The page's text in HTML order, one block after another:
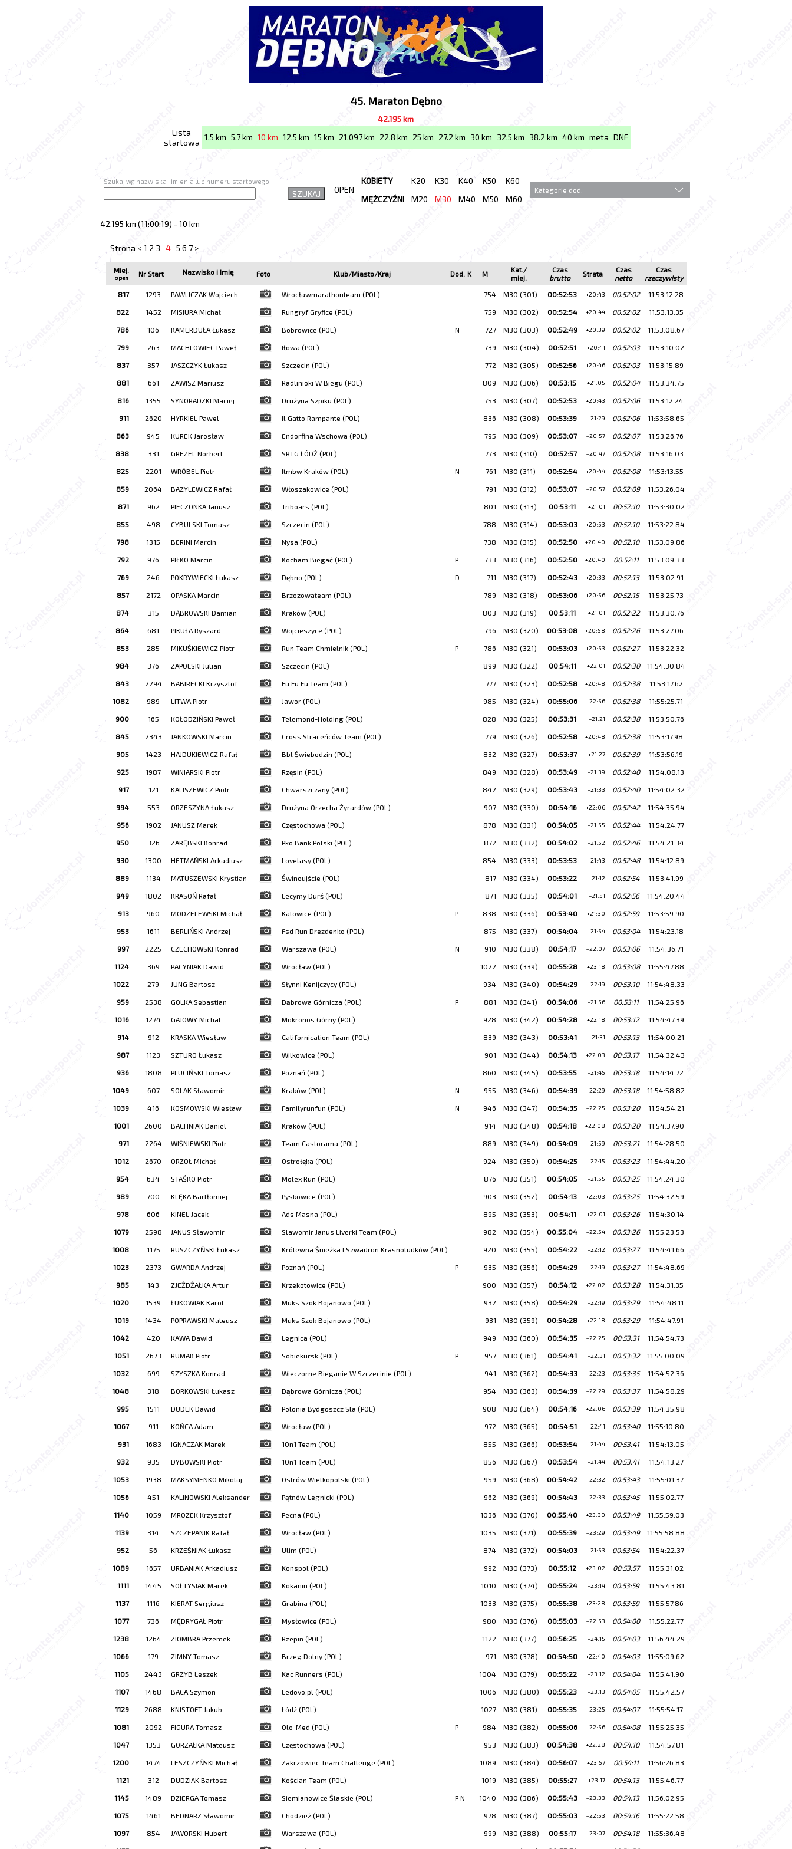
45. Maraton Dębno
42.195 km
Lista
startowa
1.5 km 5.7 km 10 km 12.5 km 15 km 21.097 km 22.8 km 25 km 27.2 km 30 km 32.5 km 38.2 km 40 km meta DNF
Szukaj wg nazwiska i imienia lub numeru startowego
SZUKAJ OPEN
KOBIETY K20 K30 K40 K50
K60
MĘŻCZYŹNI
M20 M30 M40 M50 M60
42.195 km (11:00:19) - 10 km
Strona < 1 2 3 4 5 6 7>
Miej.
open Nr Start Nazwisko i Imię Foto Klub/Miasto/Kraj Dod. K M
Kat./
miej.
Czas
brutto
Strata
Czas
netto
Czas
rzeczywisty
817
1293 PAWLICZAK Wojciech Wrocławmarathonteam (POL) 754 M30 (301) 00:52:53 +20:43 00:52:02 11:53:12.28
822 1452 MISIURA Michał Rungryf Gryfice (POL) 759 M30 (302) 00:52:54 +20:44 00:52:02 11:53:13.35
786 106 KAMERDUŁA Łukasz Bobrowice (POL) N 727 M30 (303) 00:52:49 +20:39 00:52:02 11:53:08.67
799 263 MACHLOWIEC Paweł Iłowa (POL) 739 M30 (304) 00:52:51 +20:41 00:52:03 11:53:10.02
837 357 JASZCZYK Łukasz Szczecin (POL) 772 M30 (305) 00:52:56 +20:46 00:52:03 11:53:15.89
881 661 ZAWISZ Mariusz Radlinioki W Biegu (POL) 809 M30 (306) 00:53:15 +21:05 00:52:04 11:53:34.75
816 1355 SYNORADZKI Maciej Drużyna Szpiku (POL) 753 M30 (307) 00:52:53 +20:43 00:52:06 11:53:12.24
911 2620 HYRKIEL Pawel Il Gatto Rampante (POL) 836 M30 (308) 00:53:39 +21:29 00:52:06 11:53:58.65
863 945 KUREK Jarosław Endorfina Wschowa (POL) 795 M30 (309) 00:53:07 +20:57 00:52:07 11:53:26.76
838 331 GREZEL Norbert SRTG ŁÓDŹ (POL) 773 M30 (310) 00:52:57 +20:47 00:52:08 11:53:16.03
825 2201 WRÓBEL Piotr Itmbw Kraków (POL) N 761 M30 (311) 00:52:54 +20:44 00:52:08 11:53:13.55
859 2064 BAZYLEWICZ Rafał Włoszakowice (POL) 791 M30 (312) 00:53:07 +20:57 00:52:09 11:53:26.04
871 962 PIECZONKA Janusz Triboars (POL) 801 M30 (313) 00:53:11 +21:01 00:52:10 11:53:30.02
855 498 CYBULSKI Tomasz Szczecin (POL) 788 M30 (314) 00:53:03 +20:53 00:52:10 11:53:22.84
798 1315 BERINI Marcin Nysa (POL) 738 M30 (315) 00:52:50 +20:40 00:52:10 11:53:09.86
792 976 PIŁKO Marcin Kocham Biegać (POL) P 733 M30 (316) 00:52:50 +20:40 00:52:11 11:53:09.33
769 246 POKRYWIECKI Łukasz Dębno (POL) D 711 M30 (317) 00:52:43 +20:33 00:52:13 11:53:02.91
857 2172 OPASKA Marcin Brzozowateam (POL) 789 M30 (318) 00:53:06 +20:56 00:52:15 11:53:25.73
874 315 DĄBROWSKI Damian Kraków (POL) 803 M30 (319) 00:53:11 +21:01 00:52:22 11:53:30.76
864 681 PIKUŁA Ryszard Wojcieszyce (POL) 796 M30 (320) 00:53:08 +20:58 00:52:26 11:53:27.06
853 285 MIKUŚKIEWICZ Piotr Run Team Chmielnik (POL) P 786 M30 (321) 00:53:03 +20:53 00:52:27 11:53:22.32
984 376 ZAPOLSKI Julian Szczecin (POL) 899 M30 (322) 00:54:11 +22:01 00:52:30 11:54:30.84
843 2294 BABIRECKI Krzysztof Fu Fu Fu Team (POL) 777 M30 (323) 00:52:58 +20:48 00:52:38 11:53:17.62
1082 989 LITWA Piotr Jawor (POL) 985 M30 (324) 00:55:06 +22:56 00:52:38 11:55:25.71
900 165 KOŁODZIŃSKI Paweł Telemond-Holding (POL) 828 M30 (325) 00:53:31 +21:21 00:52:38 11:53:50.76
845 2343 JANKOWSKI Marcin Cross Straceńców Team (POL) 779 M30 (326) 00:52:58 +20:48 00:52:38 11:53:17.98
905 1423 HAJDUKIEWICZ Rafał Bbl Świebodzin (POL) 832 M30 (327) 00:53:37 +21:27 00:52:39 11:53:56.19
925 1987 WINIARSKI Piotr Rzęsin (POL) 849 M30 (328) 00:53:49 +21:39 00:52:40 11:54:08.13
917 121 KALISZEWICZ Piotr Chwarszczany (POL) 842 M30 (329) 00:53:43 +21:33 00:52:40 11:54:02.32
994 553 ORZESZYNA Łukasz Drużyna Orzecha Żyrardów (POL) 907 M30 (330) 00:54:16 +22:06 00:52:42 11:54:35.94
956 1902 JANUSZ Marek Częstochowa (POL) 878 M30 (331) 00:54:05 +21:55 00:52:44 11:54:24.77
950 326 ZARĘBSKI Konrad Pko Bank Polski (POL) 872 M30 (332) 00:54:02 +21:52 00:52:46 11:54:21.34
930 1300 HETMAŃSKI Arkadiusz Lovelasy (POL) 854 M30 (333) 00:53:53 +21:43 00:52:48 11:54:12.89
889 1134 MATUSZEWSKI Krystian Świnoujście (POL) 817 M30 (334) 00:53:22 +21:12 00:52:54 11:53:41.99
949 1802 KRASOŃ Rafał Lecymy Durś (POL) 871 M30 (335) 00:54:01 +21:51 00:52:56 11:54:20.44
913 960 MODZELEWSKI Michał Katowice (POL) P 838 M30 (336) 00:53:40 +21:30 00:52:59 11:53:59.90
953 1611 BERLIŃSKI Andrzej Fsd Run Drezdenko (POL) 875 M30 (337) 00:54:04 +21:54 00:53:04 11:54:23.18
997 2225 CZECHOWSKI Konrad Warszawa (POL) N 910 M30 (338) 00:54:17 +22:07 00:53:06 11:54:36.71
1124 369 PACYNIAK Dawid Wrocław (POL) 1022 M30 (339) 00:55:28 +23:18 00:53:08 11:55:47.88
1022 279 JUNG Bartosz Słynni Kenijczycy (POL) 934 M30 (340) 00:54:29 +22:19 00:53:10 11:54:48.33
959 2538 GOLKA Sebastian Dąbrowa Górnicza (POL) P 881 M30 (341) 00:54:06 +21:56 00:53:11 11:54:25.96
1016 1274 GAJOWY Michal Mokronos Górny (POL) 928 M30 (342) 00:54:28 +22:18 00:53:12 11:54:47.39
914 912 KRASKA Wiesław Californication Team (POL) 839 M30 (343) 00:53:41 +21:31 00:53:13 11:54:00.21
987 1123 SZTURO Łukasz Wilkowice (POL) 901 M30 (344) 00:54:13 +22:03 00:53:17 11:54:32.43
936 1808 PLUCIŃSKI Tomasz Poznań (POL) 860 M30 (345) 00:53:55 +21:45 00:53:18 11:54:14.72
1049 607 SOLAK Sławomir Kraków (POL) N 955 M30 (346) 00:54:39 +22:29 00:53:18 11:54:58.82
1039 416 KOSMOWSKI Wiesław Familyrunfun (POL) N 946 M30 (347) 00:54:35 +22:25 00:53:20 11:54:54.21
1001 2600 BACHNIAK Daniel Kraków (POL) 914 M30 (348) 00:54:18 +22:08 00:53:20 11:54:37.90
971 2264 WIŚNIEWSKI Piotr Team Castorama (POL) 889 M30 (349) 00:54:09 +21:59 00:53:21 11:54:28.50
1012 2670 ORZOŁ Michał Ostrołęka (POL) 924 M30 (350) 00:54:25 +22:15 00:53:23 11:54:44.20
954 634 STAŚKO Piotr Molex Run (POL) 876 M30 (351) 00:54:05 +21:55 00:53:25 11:54:24.30
989 700 KLĘKA Bartłomiej Pyskowice (POL) 903 M30 (352) 00:54:13 +22:03 00:53:25 11:54:32.59
978 606 KINEL Jacek Ads Masna (POL) 895 M30 (353) 00:54:11 +22:01 00:53:26 11:54:30.14
1079 2598 JANUS Sławomir Slawomir Janus Liverki Team (POL) 982 M30 (354) 00:55:04 +22:54 00:53:26 11:55:23.53
1008 1175 RUSZCZYŃSKI Łukasz Królewna Śnieżka I Szwadron Krasnoludków (POL) 920 M30 (355) 00:54:22 +22:12 00:53:27 11:54:41.66
1023 2373 GWARDA Andrzej Poznań (POL) P 935 M30 (356) 00:54:29 +22:19 00:53:27 11:54:48.69
985 143 ZJEŻDŻAŁKA Artur Krzekotowice (POL) 900 M30 (357) 00:54:12 +22:02 00:53:28 11:54:31.35
1020 1539 ŁUKOWIAK Karol Muks Szok Bojanowo (POL) 932 M30 (358) 00:54:29 +22:19 00:53:29 11:54:48.11
1019 1434 POPRAWSKI Mateusz Muks Szok Bojanowo (POL) 931 M30 (359) 00:54:28 +22:18 00:53:29 11:54:47.91
1042 420 KAWA Dawid Legnica (POL) 949 M30 (360) 00:54:35 +22:25 00:53:31 11:54:54.73
1051 2673 RUMAK Piotr Sobiekursk (POL) P 957 M30 (361) 00:54:41 +22:31 00:53:32 11:55:00.09
1032 699 SZYSZKA Konrad Wieczorne Bieganie W Szczecinie (POL) 941 M30 (362) 00:54:33 +22:23 00:53:35 11:54:52.36
1048 318 BORKOWSKI Łukasz Dąbrowa Górnicza (POL) 954 M30 (363) 00:54:39 +22:29 00:53:37 11:54:58.29
995 1511 DUDEK Dawid Polonia Bydgoszcz Sla (POL) 908 M30 (364) 00:54:16 +22:06 00:53:39 11:54:35.98
1067 911 KOŃCA Adam Wrocław (POL) 972 M30 (365) 00:54:51 +22:41 00:53:40 11:55:10.80
931 1683 IGNACZAK Marek 1On1 Team (POL) 855 M30 (366) 00:53:54 +21:44 00:53:41 11:54:13.05
932 935 DYBOWSKI Piotr 1On1 Team (POL) 856 M30 (367) 00:53:54 +21:44 00:53:41 11:54:13.27
1053 1938 MAKSYMENKO Mikolaj Ostrów Wielkopolski (POL) 959 M30 (368) 00:54:42 +22:32 00:53:43 11:55:01.37
1056 451 KALINOWSKI Aleksander Pątnów Legnicki (POL) 962 M30 (369) 00:54:43 +22:33 00:53:45 11:55:02.77
1140 1059 MROZEK Krzysztof Pecna (POL) 1036 M30 (370) 00:55:40 +23:30 00:53:49 11:55:59.03
1139 314 SZCZEPANIK Rafał Wrocław (POL) 1035 M30 (371) 00:55:39 +23:29 00:53:49 11:55:58.88
952 56 KRZEŚNIAK Łukasz Ulim (POL) 874 M30 (372) 00:54:03 +21:53 00:53:54 11:54:22.37
1089 1657 URBANIAK Arkadiusz Konspol (POL) 992 M30 (373) 00:55:12 +23:02 00:53:57 11:55:31.02
1111 1445 SOŁTYSIAK Marek Kokanin (POL) 1010 M30 (374) 00:55:24 +23:14 00:53:59 11:55:43.81
1137 1116 KIERAT Sergiusz Grabina (POL) 1033 M30 (375) 00:55:38 +23:28 00:53:59 11:55:57.86
1077 736 MĘDRYGAŁ Piotr Mysłowice (POL) 980 M30 (376) 00:55:03 +22:53 00:54:00 11:55:22.77
1238 1264 ZIOMBRA Przemek Rzepin (POL) 1122 M30 (377) 00:56:25 +24:15 00:54:03 11:56:44.29
1066 179 ZIMNY Tomasz Brzeg Dolny (POL) 971 M30 (378) 00:54:50 +22:40 00:54:03 11:55:09.62
1105 2443 GRZYB Leszek Kac Runners (POL) 1004 M30 (379) 00:55:22 +23:12 00:54:04 11:55:41.90
1107 1468 BACA Szymon Ledovo.pl (POL) 1006 M30 (380) 00:55:23 +23:13 00:54:05 11:55:42.57
1129 2688 KNISTOFT Jakub Łódź (POL) 1027 M30 (381) 00:55:35 +23:25 00:54:07 11:55:54.17
1081 2092 FIGURA Tomasz Olo-Med (POL) P 984 M30 (382) 00:55:06 +22:56 00:54:08 11:55:25.35
1047 1353 GORZAŁKA Mateusz Częstochowa (POL) 953 M30 (383) 00:54:38 +22:28 00:54:10 11:54:57.81
1200 1474 LESZCZYŃSKI Michał Zakrzowiec Team Challenge (POL) 1089 M30 (384) 00:56:07 +23:57 00:54:11 11:56:26.83
1121 312 DUDZIAK Bartosz Kościan Team (POL) 1019 M30 (385) 00:55:27 +23:17 00:54:13 11:55:46.77
1145 1489 DZIERGA Tomasz Siemianowice Ślaskie (POL) P N 1040 M30 (386) 00:55:43 +23:33 00:54:13 11:56:02.95
1075 1461 BEDNARZ Sławomir Chodzież (POL) 978 M30 (387) 00:55:03 +22:53 00:54:16 11:55:22.58
1097 854 JAWORSKI Hubert Warszawa (POL) 999 M30 (388) 00:55:17 +23:07 00:54:18 11:55:36.48